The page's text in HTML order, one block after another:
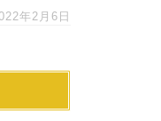
年2月6日